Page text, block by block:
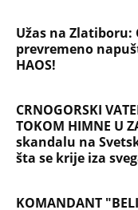
Užas na
prevremeno
HAOS!
CRNOGORSKI
TOKOM HIMNE U
skandalu na
šta se krije iza
KOMANDANT